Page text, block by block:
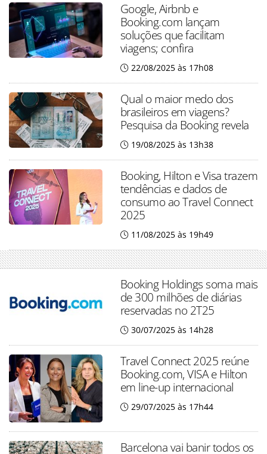
Google, Airbnb e
Booking.com lançam
soluções que facilitam
viagens; confira
22/08/2025 às 17h08
Qual o maior medo dos
brasileiros em viagens?
Pesquisa da Booking revela
19/08/2025 às 13h38
Booking, Hilton e Visa trazem
tendências e dados de
consumo ao Travel Connect
2025
11/08/2025 às 19h49
Booking Holdings soma mais
de 300 milhões de diárias
reservadas no 2T25
30/07/2025 às 14h28
Travel Connect 2025 reúne
Booking.com, VISA e Hilton
em line-up internacional
29/07/2025 às 17h44
Barcelona vai banir todos os